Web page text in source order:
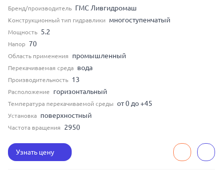
Бренд/производитель ГМС Ливгидромаш
Конструкционный тип гидравлики многоступенчатый
Мощность 5.2
Напор 70
Область применения промышленный
Перекачиваемая среда вода
Производительность 13
Расположение горизонтальный
Температура перекачиваемой среды от 0 до +45
Установка поверхностный
Частота вращения 2950
Узнать цену